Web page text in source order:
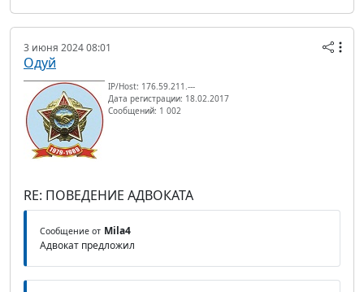
3 июня 2024 08:01
Одуй
IP/Host: 176.59.211.---
Дата регистрации: 18.02.2017
Сообщений: 1 002
RE: ПОВЕДЕНИЕ АДВОКАТА
Сообщение от Mila4
Адвокат предложил